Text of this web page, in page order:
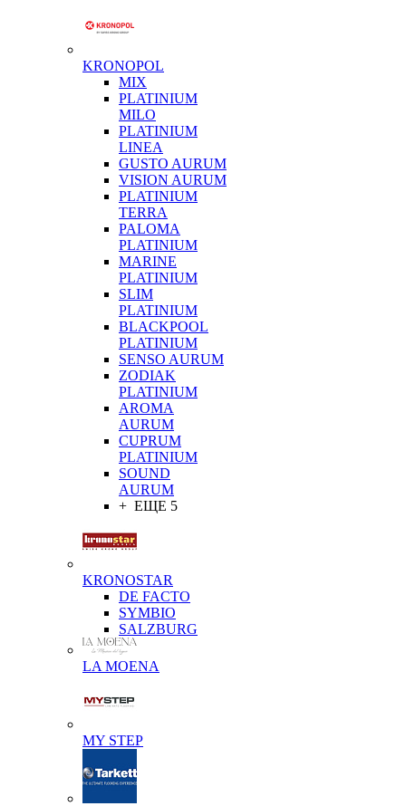
KRONOPOL
MIX
PLATINIUM
MILO
PLATINIUM
LINEA
GUSTO AURUM
VISION AURUM
PLATINIUM
TERRA
PALOMA
PLATINIUM
MARINE
PLATINIUM
SLIM
PLATINIUM
BLACKPOOL
PLATINIUM
SENSO AURUM
ZODIAK
PLATINIUM
AROMA
AURUM
CUPRUM
PLATINIUM
SOUND
AURUM
+ ЕЩЕ 5
KRONOSTAR
DE FACTO
SYMBIO
SALZBURG
LA MOENA
MY STEP